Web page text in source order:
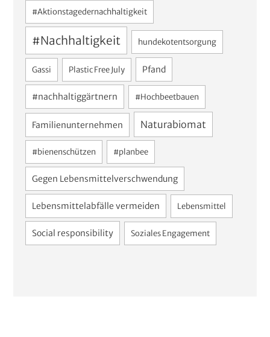
#Aktionstagedernachhaltigkeit
#Nachhaltigkeit hundekotentsorgung
Gassi Plastic Free July Pfand
#nachhaltiggärtnern #Hochbeetbauen
Familienunternehmen Naturabiomat
#bienenschützen #planbee
Gegen Lebensmittelverschwendung
Lebensmittelabfälle vermeiden Lebensmittel
Social responsibility Soziales Engagement